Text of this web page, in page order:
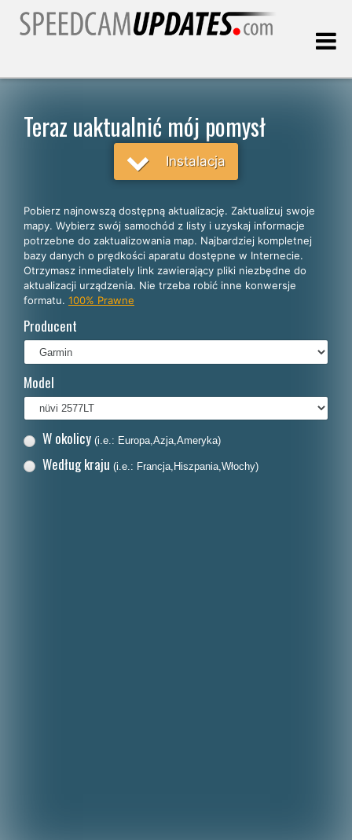
Polski
English
Español
Deutsch
Italiano
Dansk
Teraz uaktualnić mój pomysł
Instalacja
Pobierz najnowszą dostępną aktualizację. Zaktualizuj swoje
mapy. Wybierz swój samochód z listy i uzyskaj informacje
potrzebne do zaktualizowania map. Najbardziej kompletnej
bazy danych o prędkości aparatu dostępne w Internecie.
Otrzymasz inmediately link zawierający pliki niezbędne do
aktualizacji urządzenia. Nie trzeba robić inne konwersje
formatu. 100% Prawne
Producent
Model
W okolicy (i.e.: Europa,Azja,Ameryka)
Według kraju (i.e.: Francja,Hiszpania,Włochy)